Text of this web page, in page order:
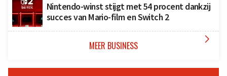
Nintendo-winst stijgt met 54 procent dankzij
succes van Mario-film en Switch 2
MEER BUSINESS 